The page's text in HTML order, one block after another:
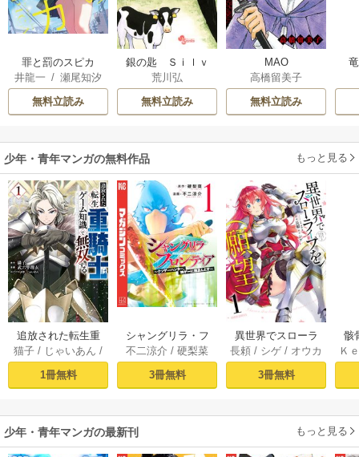
罪と罰のスピカ
井龍一 /瀬尾知汐
無料立読み
銀の匙 Ｓｉｌｖ
ｅｒ Ｓｐｏｏｎ
荒川弘
無料立読み
MAO
高橋留美子
無料立読み
少年・青年マンガの無料作品 もっと見る
追放された転生重
騎士はゲーム知識
で無双する（１）
猫子 / じゃいあん /
武六甲理衣
1冊無料
シャングリラ・フ
ロンティア（１）
～クソゲーハン
ター、神ゲーに挑
不二涼介 /硬梨菜
3冊無料
異世界でスローラ
イフを（願望） 1
長頼 / シゲ / オウカ
3冊無料
骸
異
Ｋ
少年・青年マンガの最新刊 もっと見る